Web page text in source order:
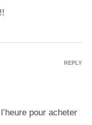
pour acheter
REPLY